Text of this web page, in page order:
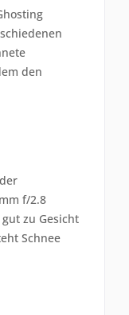
den
f/2.8
zu Gesicht
Schnee